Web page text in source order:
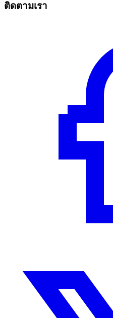
ติดตามเรา